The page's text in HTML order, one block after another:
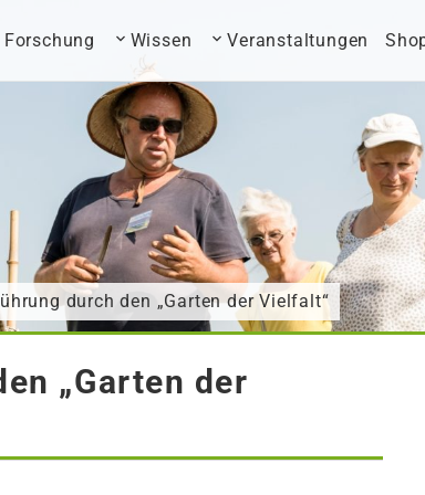
Forschung Wissen Veranstaltungen
durch den „Garten der Vielfalt“
„Garten der